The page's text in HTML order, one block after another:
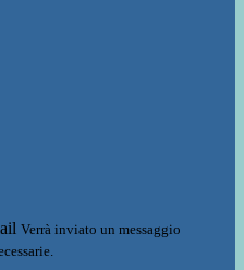
Verrà inviato un messaggio